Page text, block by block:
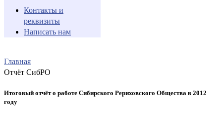
Контакты и
реквизиты
Написать нам
Главная
Отчёт СибРО
Итоговый отчёт о работе Сибирского Рериховского Общества в 2012
году